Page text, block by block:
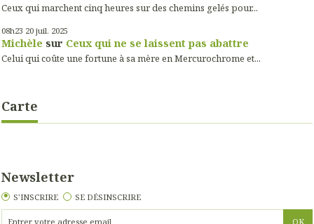
Ceux qui marchent cinq heures sur des chemins gelés pour...
08h23 20 juil. 2025
Michèle sur Ceux qui ne se laissent pas abattre
Celui qui coûte une fortune à sa mère en Mercurochrome et...
Carte
Newsletter
S'INSCRIRE SE DÉSINSCRIRE